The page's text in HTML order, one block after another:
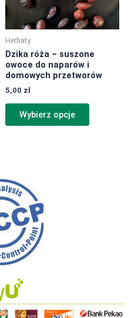
Herbaty
Dzika róża – suszone
owoce do naparów i
domowych przetworów
5,00 zł
Wybierz opcje
można
wybrać